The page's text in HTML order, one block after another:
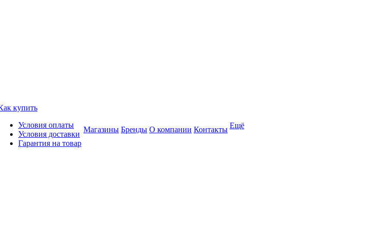
купить
Условия оплаты
Условия доставки
Гарантия на товар
Магазины Бренды О компании Контакты Ещё